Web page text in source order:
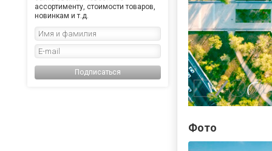
ассортименту, стоимости товаров,
новинкам и т.д.
Подписаться
Фото